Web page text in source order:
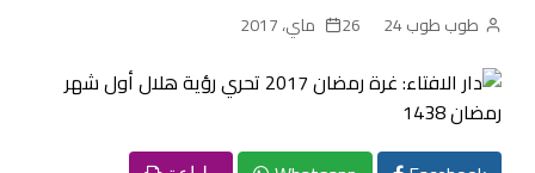
طوب طوب 24 26 ماي، 2017